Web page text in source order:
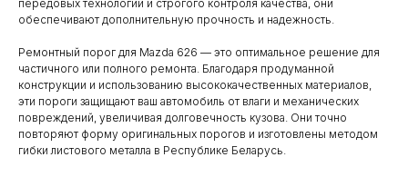
передовых технологий и строгого контроля качества, они
обеспечивают дополнительную прочность и надежность.
Ремонтный порог для Mazda 626 — это оптимальное решение для
частичного или полного ремонта. Благодаря продуманной
конструкции и использованию высококачественных материалов,
эти пороги защищают ваш автомобиль от влаги и механических
повреждений, увеличивая долговечность кузова. Они точно
повторяют форму оригинальных порогов и изготовлены методом
гибки листового металла в Республике Беларусь.